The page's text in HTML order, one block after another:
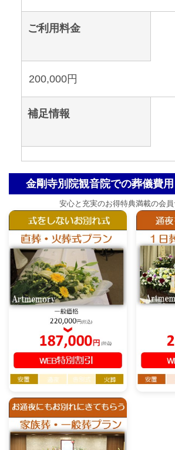
ご利用料金
200,000円
補足情報
金剛寺別院観音院での葬儀費
安心と充実のお得特典満載の会員